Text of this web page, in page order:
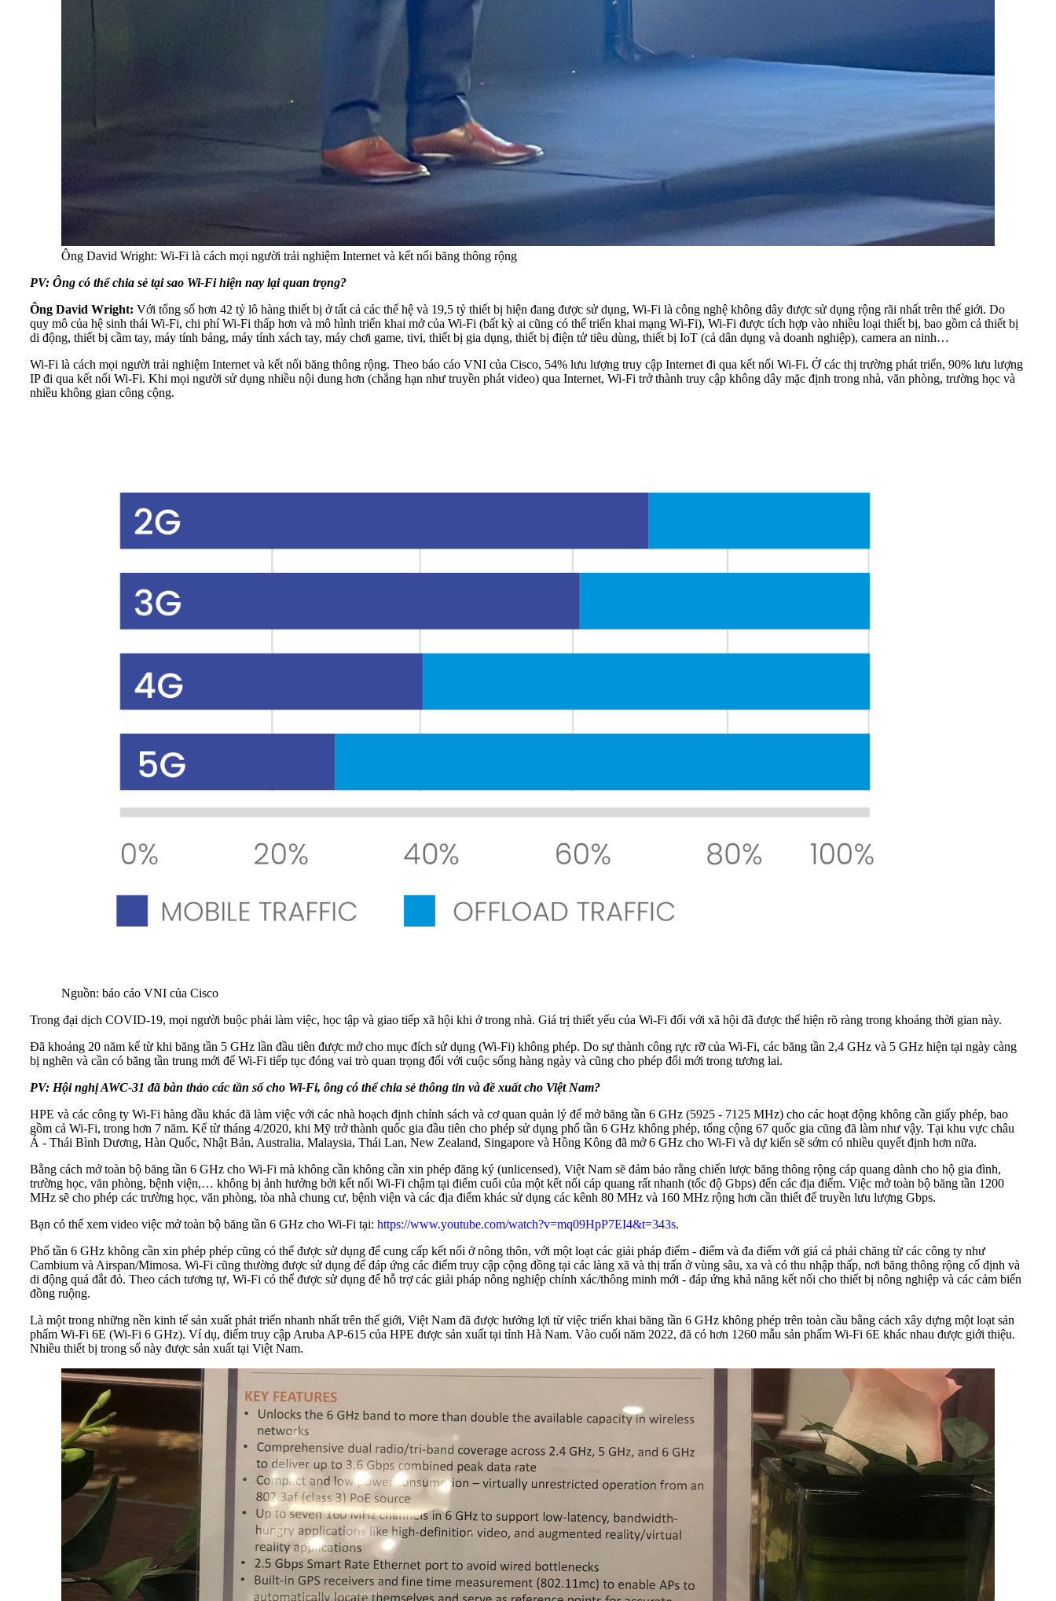
Ông David Wright: Wi-Fi là cách mọi người trải nghiệm Internet và kết nối băng thông rộng
PV: Ông có thể chia sẻ tại sao Wi-Fi hiện nay lại quan trọng?
Ông David Wright: Với tổng số hơn 42 tỷ lô hàng thiết bị ở tất cả các thế hệ và 19,5 tỷ thiết bị hiện đang được sử dụng, Wi-Fi là công nghệ không dây được sử dụng rộng rãi nhất trên thế giới. Do
quy mô của hệ sinh thái Wi-Fi, chi phí Wi-Fi thấp hơn và mô hình triển khai mở của Wi-Fi (bất kỳ ai cũng có thể triển khai mạng Wi-Fi), Wi-Fi được tích hợp vào nhiều loại thiết bị, bao gồm cả thiết bị
di động, thiết bị cầm tay, máy tính bảng, máy tính xách tay, máy chơi game, tivi, thiết bị gia dụng, thiết bị điện tử tiêu dùng, thiết bị IoT (cả dân dụng và doanh nghiệp), camera an ninh…
Wi-Fi là cách mọi người trải nghiệm Internet và kết nối băng thông rộng. Theo báo cáo VNI của Cisco, 54% lưu lượng truy cập Internet đi qua kết nối Wi-Fi. Ở các thị trường phát triển, 90% lưu lượng
IP đi qua kết nối Wi-Fi. Khi mọi người sử dụng nhiều nội dung hơn (chẳng hạn như truyền phát video) qua Internet, Wi-Fi trở thành truy cập không dây mặc định trong nhà, văn phòng, trường học và
nhiều không gian công cộng.
Nguồn: báo cáo VNI của Cisco
Trong đại dịch COVID-19, mọi người buộc phải làm việc, học tập và giao tiếp xã hội khi ở trong nhà. Giá trị thiết yếu của Wi-Fi đối với xã hội đã được thể hiện rõ ràng trong khoảng thời gian này.
Đã khoảng 20 năm kể từ khi băng tần 5 GHz lần đầu tiên được mở cho mục đích sử dụng (Wi-Fi) không phép. Do sự thành công rực rỡ của Wi-Fi, các băng tần 2,4 GHz và 5 GHz hiện tại ngày càng
bị nghẽn và cần có băng tần trung mới để Wi-Fi tiếp tục đóng vai trò quan trọng đối với cuộc sống hàng ngày và cũng cho phép đổi mới trong tương lai.
PV: Hội nghị AWC-31 đã bàn thảo các tần số cho Wi-Fi, ông có thể chia sẻ thông tin và đề xuất cho Việt Nam?
HPE và các công ty Wi-Fi hàng đầu khác đã làm việc với các nhà hoạch định chính sách và cơ quan quản lý để mở băng tần 6 GHz (5925 - 7125 MHz) cho các hoạt động không cần giấy phép, bao
gồm cả Wi-Fi, trong hơn 7 năm. Kể từ tháng 4/2020, khi Mỹ trở thành quốc gia đầu tiên cho phép sử dụng phổ tần 6 GHz không phép, tổng cộng 67 quốc gia cũng đã làm như vậy. Tại khu vực châu
Á - Thái Bình Dương, Hàn Quốc, Nhật Bản, Australia, Malaysia, Thái Lan, New Zealand, Singapore và Hồng Kông đã mở 6 GHz cho Wi-Fi và dự kiến sẽ sớm có nhiều quyết định hơn nữa.
Bằng cách mở toàn bộ băng tần 6 GHz cho Wi-Fi mà không cần không cần xin phép đăng ký (unlicensed), Việt Nam sẽ đảm bảo rằng chiến lược băng thông rộng cáp quang dành cho hộ gia đình,
trường học, văn phòng, bệnh viện,… không bị ảnh hưởng bởi kết nối Wi-Fi chậm tại điểm cuối của một kết nối cáp quang rất nhanh (tốc độ Gbps) đến các địa điểm. Việc mở toàn bộ băng tần 1200
MHz sẽ cho phép các trường học, văn phòng, tòa nhà chung cư, bệnh viện và các địa điểm khác sử dụng các kênh 80 MHz và 160 MHz rộng hơn cần thiết để truyền lưu lượng Gbps.
Bạn có thể xem video việc mở toàn bộ băng tần 6 GHz cho Wi-Fi tại: https://www.youtube.com/watch?v=mq09HpP7EI4&t=343s.
Phổ tần 6 GHz không cần xin phép phép cũng có thể được sử dụng để cung cấp kết nối ở nông thôn, với một loạt các giải pháp điểm - điểm và đa điểm với giá cả phải chăng từ các công ty như
Cambium và Airspan/Mimosa. Wi-Fi cũng thường được sử dụng để đáp ứng các điểm truy cập cộng đồng tại các làng xã và thị trấn ở vùng sâu, xa và có thu nhập thấp, nơi băng thông rộng cố định và
di động quá đắt đỏ. Theo cách tương tự, Wi-Fi có thể được sử dụng để hỗ trợ các giải pháp nông nghiệp chính xác/thông minh mới - đáp ứng khả năng kết nối cho thiết bị nông nghiệp và các cảm biến
đồng ruộng.
Là một trong những nền kinh tế sản xuất phát triển nhanh nhất trên thế giới, Việt Nam đã được hưởng lợi từ việc triển khai băng tần 6 GHz không phép trên toàn cầu bằng cách xây dựng một loạt sản
phẩm Wi-Fi 6E (Wi-Fi 6 GHz). Ví dụ, điểm truy cập Aruba AP-615 của HPE được sản xuất tại tỉnh Hà Nam. Vào cuối năm 2022, đã có hơn 1260 mẫu sản phẩm Wi-Fi 6E khác nhau được giới thiệu.
Nhiều thiết bị trong số này được sản xuất tại Việt Nam.